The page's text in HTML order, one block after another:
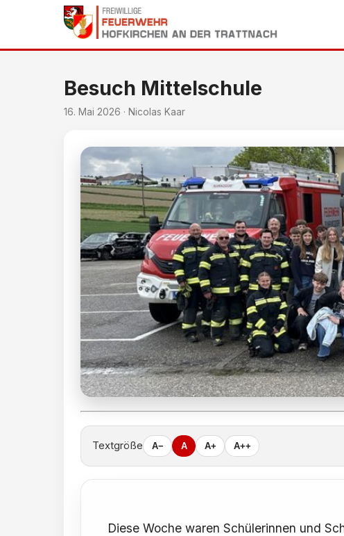
Besuch Mittelschule
16. Mai 2026 · Nicolas Kaar
Textgröße A− A A+ A++
Diese Woche waren Schülerinnen und